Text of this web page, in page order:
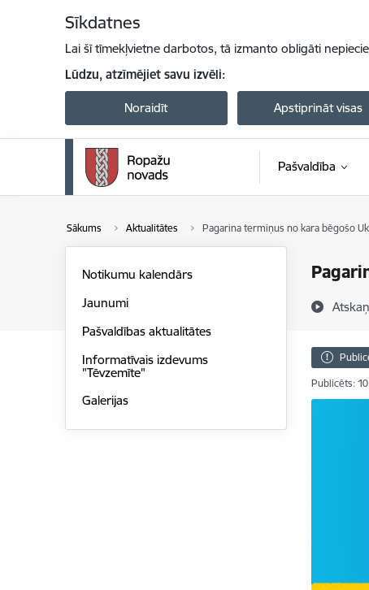
Sīkdatnes
Lai šī tīmekļvietne darbotos, tā izmanto obligāti
Lūdzu, atzīmējiet savu izvēli:
Noraidīt Apstiprināt visas
Pašvaldība
Sākums Aktualitātes Pagarina termiņus no kara bēgošo
Notikumu kalendārs
Jaunumi
Pašvaldības aktualitātes
Informatīvais izdevums
"Tēvzemīte"
Galerijas
Publicēts: